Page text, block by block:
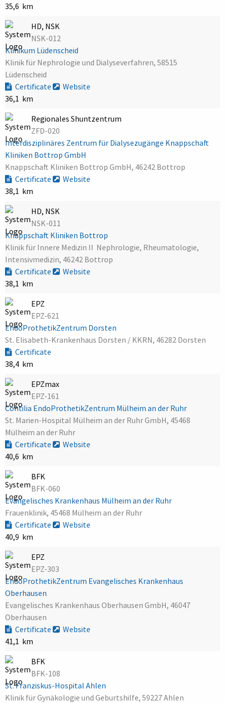
35,6 km
HD, NSK
NSK-012
Klinikum Lüdenscheid
Klinik für Nephrologie und Dialyseverfahren, 58515
Lüdenscheid
Certificate
Website
36,1 km
Regionales Shuntzentrum
ZFD-020
Interdisziplinäres Zentrum für Dialysezugänge Knappschaft
Kliniken Bottrop GmbH
Knappschaft Kliniken Bottrop GmbH, 46242 Bottrop
Certificate
Website
38,1 km
HD, NSK
NSK-011
Knappschaft Kliniken Bottrop
Klinik für Innere Medizin II  Nephrologie, Rheumatologie,
Intensivmedizin, 46242 Bottrop
Certificate
Website
38,1 km
EPZ
EPZ-621
EndoProthetikZentrum Dorsten
St. Elisabeth-Krankenhaus Dorsten / KKRN, 46282 Dorsten
Certificate
38,4 km
EPZmax
EPZ-161
Contilia EndoProthetikZentrum Mülheim an der Ruhr
St. Marien-Hospital Mülheim an der Ruhr GmbH, 45468
Mülheim an der Ruhr
Certificate
Website
40,6 km
BFK
BFK-060
Evangelisches Krankenhaus Mülheim an der Ruhr
Frauenklinik, 45468 Mülheim an der Ruhr
Certificate
Website
40,9 km
EPZ
EPZ-303
EndoProthetikZentrum Evangelisches Krankenhaus
Oberhausen
Evangelisches Krankenhaus Oberhausen GmbH, 46047
Oberhausen
Certificate
Website
41,1 km
BFK
BFK-108
St. Franziskus-Hospital Ahlen
Klinik für Gynäkologie und Geburtshilfe, 59227 Ahlen